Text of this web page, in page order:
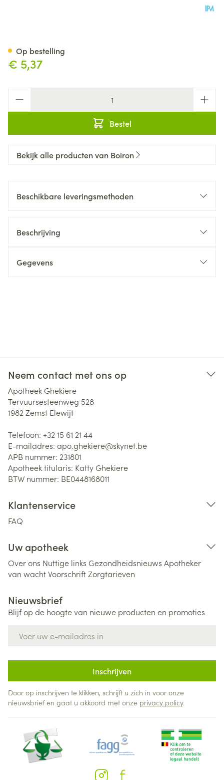
€ 5,37
Bestel
Op bestelling
Bekijk alle producten van Boiron
Beschikbare leveringsmethoden
Beschrijving
Gegevens
Neem contact met ons op
Apotheek Ghekiere
Tervuursesteenweg 528
1982 Zemst Elewijt
Telefoon: +32 15 61 21 44
E-mailadres: apo.ghekiere@skynet.be
APB nummer: 231801
Apotheek titularis: Katty Ghekiere
BTW nummer: BE0448168011
Klantenservice
FAQ
Uw apotheek
Over ons Nuttige links Gezondheidsnieuws Apotheker
van wachtVoorschriftZorgtarieven
Nieuwsbrief
Blijf op de hoogte van nieuwe producten en promoties
Inschrijven
Door op inschrijven te klikken, schrijft u zich in voor onze
nieuwsbrief en gaat u akkoord met onze privacy policy.